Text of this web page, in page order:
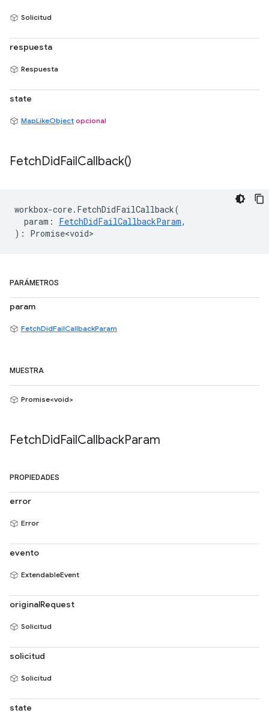
Solicitud
respuesta
Respuesta
state
MapLikeObject opcional
FetchDidFailCallback()
workbox-core. FetchDidFailCallback(
param : FetchDidFailCallbackParam,
) : Promise<void>
PARÁMETROS
param
FetchDidFailCallbackParam
MUESTRA
Promise<void>
FetchDidFailCallbackParam
PROPIEDADES
error
Error
evento
ExtendableEvent
originalRequest
Solicitud
solicitud
Solicitud
state